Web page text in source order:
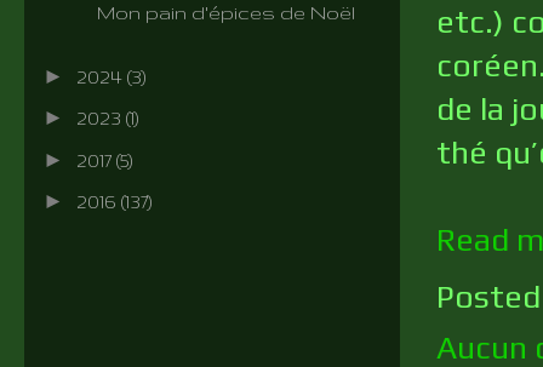
etc.)
de la
thé
Read
Aucun
Mon pain d'épices de Noël
► 2024 (3)
► 2023 (1)
► 2017 (5)
► 2016 (137)